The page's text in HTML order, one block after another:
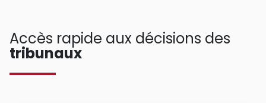
Accès rapide aux décisions des
tribunaux